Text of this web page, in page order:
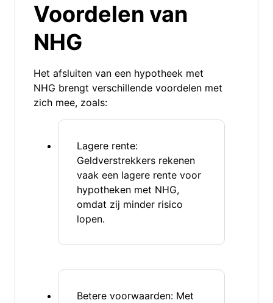
Voordelen van
NHG
Het afsluiten van een hypotheek met
NHG brengt verschillende voordelen met
zich mee, zoals:
Lagere rente:
Geldverstrekkers rekenen
vaak een lagere rente voor
hypotheken met NHG,
omdat zij minder risico
lopen.
Betere voorwaarden: Met